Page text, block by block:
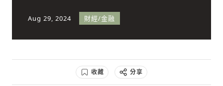
科技
Aug 29, 2024 財經/金融
收藏 分享